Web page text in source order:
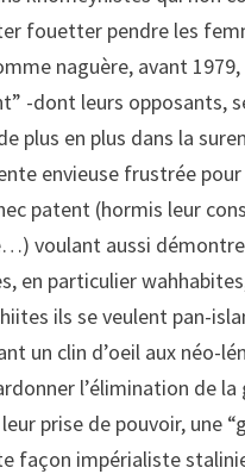
fouetter pendre les
naguère, avant
-dont leurs opposants,
plus en plus dans la
envieuse frustrée
patent (hormis leur
voulant aussi
en particulier
ils se veulent pan-
un clin d’oeil aux néo-
l’élimination de la
prise de pouvoir, une
façon impérialiste